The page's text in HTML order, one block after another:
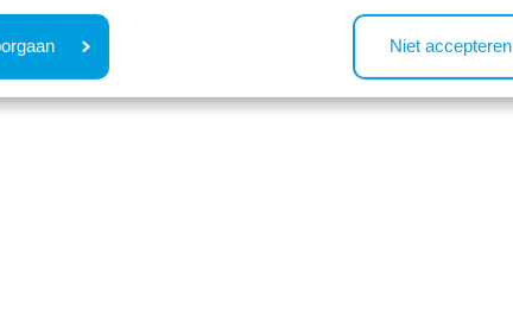
Niet accepteren